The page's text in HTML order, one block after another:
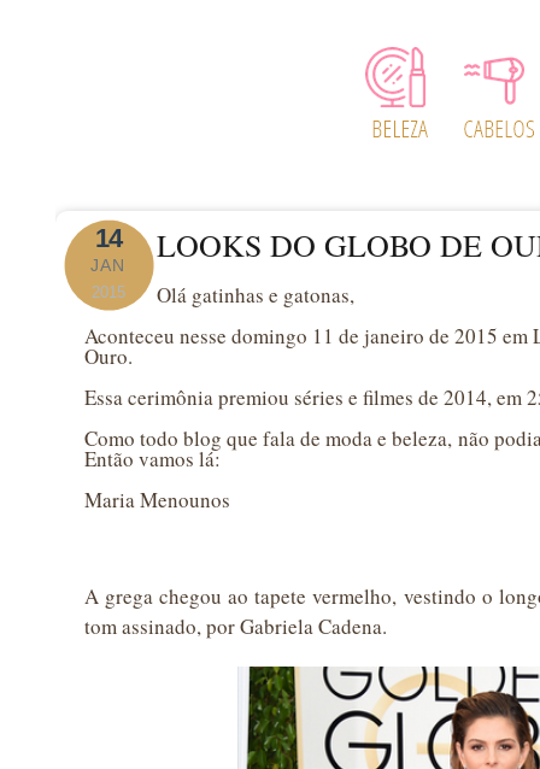
14
JAN
2015
LOOKS DO GLOBO DE
Olá gatinhas e gatonas,
Aconteceu nesse domingo 11 de janeiro de 2015
Ouro.
Essa cerimônia premiou séries e filmes de 2014, em
Como todo blog que fala de moda e beleza, não
Então vamos lá:
Maria Menounos
A grega chegou ao tapete vermelho, vestindo o
tom assinado, por Gabriela Cadena.